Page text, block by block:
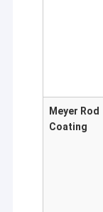
Meyer Rod
Coating